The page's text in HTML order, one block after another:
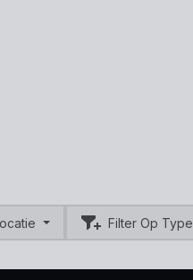
Filter Op Type